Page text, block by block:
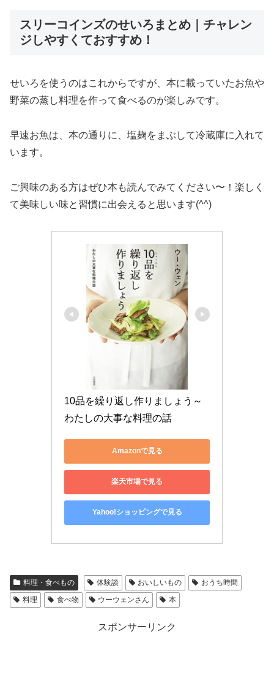
スリーコインズのせいろまとめ｜チャレン
ジしやすくておすすめ！
せいろを使うのはこれからですが、本に載っていたお魚や
野菜の蒸し料理を作って食べるのが楽しみです。
早速お魚は、本の通りに、塩麹をまぶして冷蔵庫に入れて
います。
ご興味のある方はぜひ本も読んでみてください〜！楽しく
て美味しい味と習慣に出会えると思います(^^)
10品を繰り返し作りましょう～
わたしの大事な料理の話
Amazonで見る
楽天市場で見る
Yahoo!ショッピングで見る
料理・食べもの 体験談 おいしいもの
おうち時間
料理
食べ物 ウーウェンさん 本
スポンサーリンク